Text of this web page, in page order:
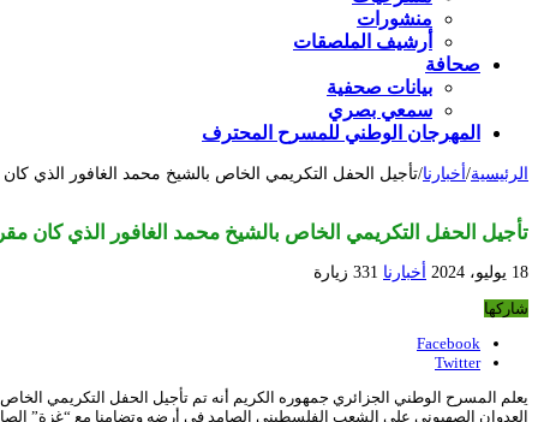
منشورات
أرشيف الملصقات
صحافة
بيانات صحفية
سمعي بصري
المهرجان الوطني للمسرح المحترف
الرئيسية/ أخبارنا/تأجيل الحفل التكريمي الخاص بالشيخ محمد الغافور الذي كان مقررا
تأجيل الحفل التكريمي الخاص بالشيخ محمد الغافور الذي كان مقررا إحياءه
18 يوليو، 2024 أخبارنا 331 زيارة
شاركها
Facebook
Twitter
العدوان الصهيوني على الشعب الفلسطيني الصامد في أرضه وتضامنا مع “غزة”